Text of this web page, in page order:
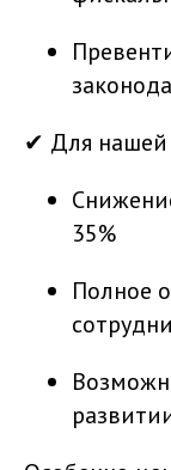
✔ Для нашей
35%
Полное